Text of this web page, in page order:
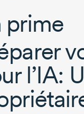
prime
l’IA: